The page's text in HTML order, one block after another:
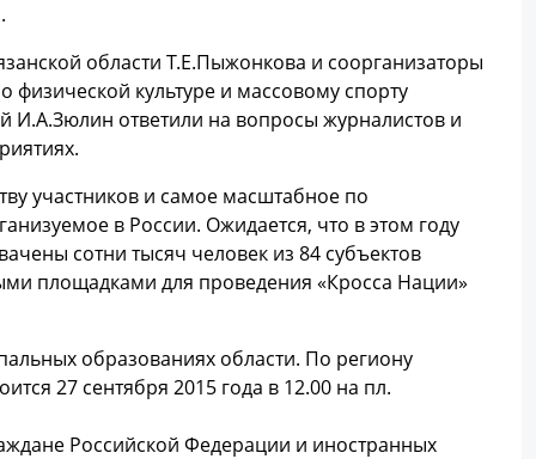
области Т.Е.Пыжонкова и соорганизаторы
культуре и массовому спорту
И.А.Зюлин ответили на вопросы журналистов и
участников и самое масштабное по
в России. Ожидается, что в этом году
сотни тысяч человек из 84 субъектов
площадками для проведения «Кросса Нации»
образованиях области. По региону
27 сентября 2015 года в 12.00 на пл.
Российской Федерации и иностранных